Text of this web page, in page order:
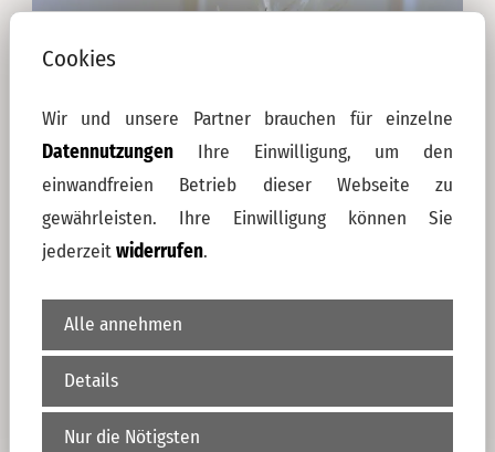
Innere Arbeit
weiterlesen
Cookies
Wir und unsere Partner brauchen für einzelne
DatennutzungenIhre Einwilligung, um den
einwandfreien Betrieb dieser Webseite zu
gewährleisten. Ihre Einwilligung können Sie
jederzeitwiderrufen.
Alle annehmen
Details
Nur die Nötigsten